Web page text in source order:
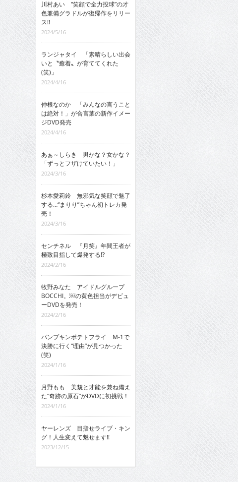
川村あい “笑顔で全力投球”の才
色兼備グラドルが復帰作をリリー
ス!!
2024/5/16
ランジャタイ 「素晴らしい出会
いと〝癒着〟が育ててくれた
(笑)」
2024/4/16
仲根なのか 「みんなの言うこと
は絶対！」が合言葉の新作イメー
ジDVD発売
2024/4/16
あぁ～しらき 男かな？女かな？
「ずっとフザけていたい！」
2024/3/16
杉本愛莉鈴 無邪気な笑顔で魅了
する…“まりり”ちゃん初トレカ発
売！
2024/3/16
センチネル 『月笑』年間王者が
極致目指して爆発する!?
2024/2/16
牧野みなた アイドルグループ
BOCCHI。￼の黄色担当がデビュ
ーDVDを発売！
2024/2/16
パンプキンポテトフライ M-1で
決勝に行く“理由”が見つかった
(笑)
2024/1/16
月野もも 美貌と才能を兼ね備え
た“奇跡の原石”がDVDに初挑戦！
2024/1/16
ヤーレンズ 目指せライブ・キン
グ！人生変えて魅せます!!
2023/12/15